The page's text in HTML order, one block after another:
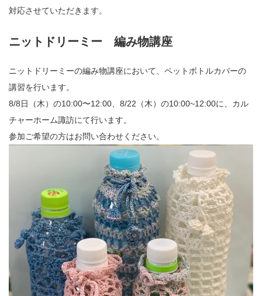
対応させていただきます。
ニットドリーミー 編み物講座
ニットドリーミーの編み物講座において、ペットボトルカバーの
講習を行います。
8/8日（木）の10:00〜12:00、8/22（木）の10:00~12:00に、カル
チャーホーム諏訪にて行います。
参加ご希望の方はお問い合わせください。